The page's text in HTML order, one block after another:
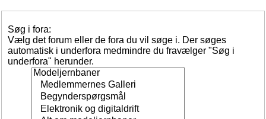
Søg i fora:
Vælg det forum eller de fora du vil søge i. Der søges
automatisk i underfora medmindre du fravælger "Søg i
underfora" herunder.